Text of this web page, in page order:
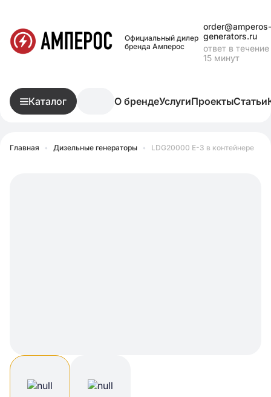
Официальный дилер
бренда Амперос
order@amperos-
generators.ru
ответ в течение
15 минут
Каталог О брендеУслугиПроектыСтатьи
Главная • Дизельные генераторы • LDG20000 E-3 в контейнере